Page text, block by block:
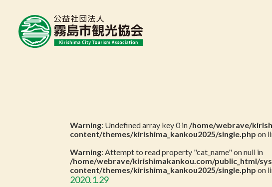
Warning: Undefined array key 0 in/home/webrave/
content/themes/kirishima_kankou2025/single.php on
Warning: Attempt to read property "cat_name" on null in
/home/webrave/kirishimakankou.com/public_html/
content/themes/kirishima_kankou2025/single.php on
2020.1.29